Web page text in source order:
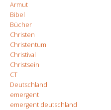
Armut
Bibel
Bücher
Christen
Christentum
Christival
Christsein
CT
Deutschland
emergent
emergent deutschland